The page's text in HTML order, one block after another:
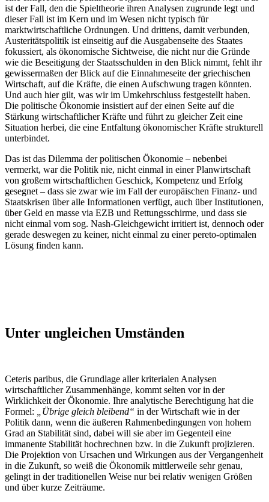
ist der Fall, den die Spieltheorie ihren Analysen zugrunde legt und
dieser Fall ist im Kern und im Wesen nicht typisch für
marktwirtschaftliche Ordnungen. Und drittens, damit verbunden,
Austeritätspolitik ist einseitig auf die Ausgabenseite des Staates
fokussiert, als ökonomische Sichtweise, die nicht nur die Gründe
wie die Beseitigung der Staatsschulden in den Blick nimmt, fehlt ihr
gewissermaßen der Blick auf die Einnahmeseite der griechischen
Wirtschaft, auf die Kräfte, die einen Aufschwung tragen könnten.
Und auch hier gilt, was wir im Umkehrschluss festgestellt haben.
Die politische Ökonomie insistiert auf der einen Seite auf die
Stärkung wirtschaftlicher Kräfte und führt zu gleicher Zeit eine
Situation herbei, die eine Entfaltung ökonomischer Kräfte strukturell
unterbindet.
Das ist das Dilemma der politischen Ökonomie – nebenbei
vermerkt, war die Politik nie, nicht einmal in einer Planwirtschaft
von großem wirtschaftlichen Geschick, Kompetenz und Erfolg
gesegnet – dass sie zwar wie im Fall der europäischen Finanz- und
Staatskrisen über alle Informationen verfügt, auch über Institutionen,
über Geld en masse via EZB und Rettungsschirme, und dass sie
nicht einmal vom sog. Nash-Gleichgewicht irritiert ist, dennoch oder
gerade deswegen zu keiner, nicht einmal zu einer pereto-optimalen
Lösung finden kann.
Unter ungleichen Umständen
Ceteris paribus, die Grundlage aller kriterialen Analysen
wirtschaftlicher Zusammenhänge, kommt selten vor in der
Wirklichkeit der Ökonomie. Ihre analytische Berechtigung hat die
Formel:
„Übrige gleich bleibend“ in der Wirtschaft wie in der
Politik dann, wenn die äußeren Rahmenbedingungen von hohem
Grad an Stabilität sind, dabei will sie aber im Gegenteil eine
immanente Stabilität hochrechnen bzw. in die Zukunft projizieren.
Die Projektion von Ursachen und Wirkungen aus der Vergangenheit
in die Zukunft, so weiß die Ökonomik mittlerweile sehr genau,
gelingt in der traditionellen Weise nur bei relativ wenigen Größen
und über kurze Zeiträume.